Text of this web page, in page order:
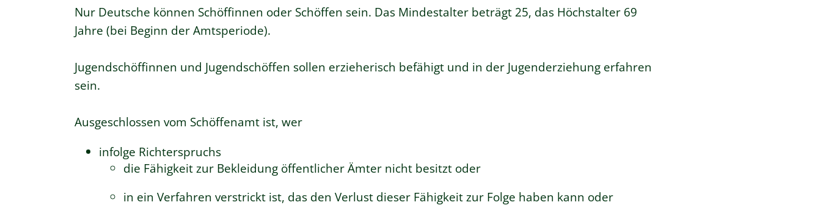
Nur Deutsche können Schöffinnen oder Schöffen sein. Das Mindestalter beträgt 25, das Höchstalter 69
Jahre (bei Beginn der Amtsperiode).
Jugendschöffinnen und Jugendschöffen sollen erzieherisch befähigt und in der Jugenderziehung erfahren
sein.
Ausgeschlossen vom Schöffenamt ist, wer
infolge Richterspruchs
die Fähigkeit zur Bekleidung öffentlicher Ämter nicht besitzt oder
in ein Verfahren verstrickt ist, das den Verlust dieser Fähigkeit zur Folge haben kann oder